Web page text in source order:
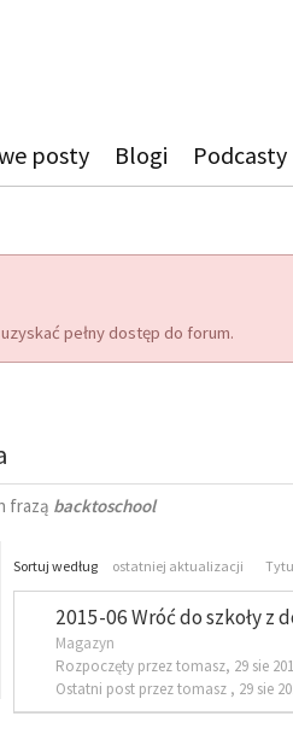
posty Blogi Podcasty
pełny dostęp do forum.
frazą backtoschool
Sortuj według ostatniej aktualizacji
2015-06 Wróć do szkoły z
Magazyn
Rozpoczęty przez tomasz, 29 sie
Ostatni post przez tomasz , 29 sie